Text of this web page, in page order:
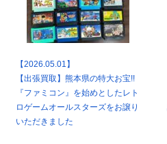
【2026.05.01】
【出張買取】熊本県の特大お宝!!
『ファミコン』を始めとしたレト
ロゲームオールスターズをお譲り
いただきました